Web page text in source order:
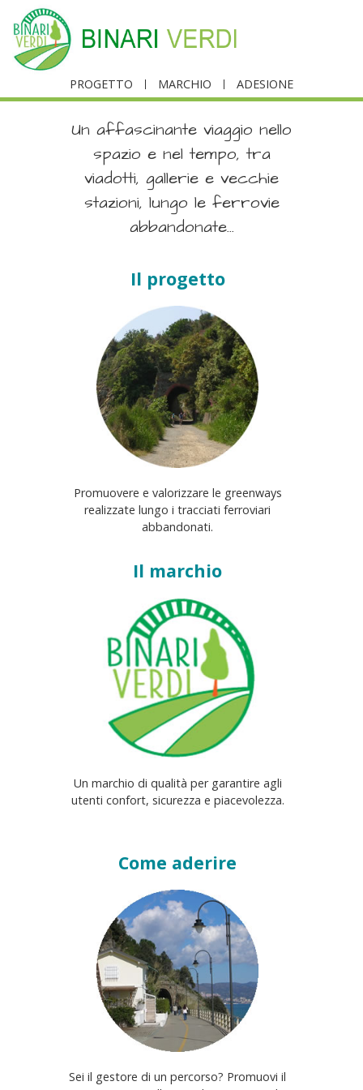
PROGETTO MARCHIO ADESIONE
Un affascinante viaggio nello
spazio e nel tempo, tra
viadotti, gallerie e vecchie
stazioni, lungo le ferrovie
abbandonate...
Il progetto
Promuovere e valorizzare le greenways
realizzate lungo i tracciati ferroviari
abbandonati.
Il marchio
Un marchio di qualità per garantire agli
utenti confort, sicurezza e piacevolezza.
Come aderire
Sei il gestore di un percorso? Promuovi il